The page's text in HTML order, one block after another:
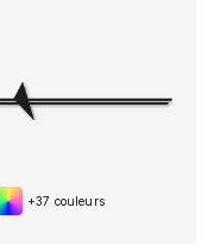
+37 couleurs